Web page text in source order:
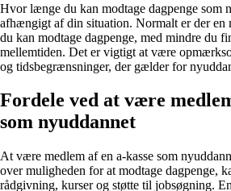
Hvor længe du kan modtage dagpenge som
afhængigt af din situation. Normalt er der en
du kan modtage dagpenge, med mindre du
mellemtiden. Det er vigtigt at være
og tidsbegrænsninger, der gælder for
Fordele ved at være
som nyuddannet
At være medlem af en a-kasse som
over muligheden for at modtage dagpenge,
rådgivning, kurser og støtte til jobsøgning.